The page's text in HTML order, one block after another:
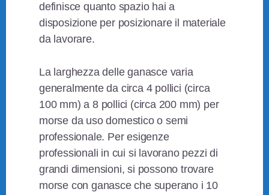
definisce quanto spazio hai a
disposizione per posizionare il materiale
da lavorare.
La larghezza delle ganasce varia
generalmente da circa 4 pollici (circa
100 mm) a 8 pollici (circa 200 mm) per
morse da uso domestico o semi
professionale. Per esigenze
professionali in cui si lavorano pezzi di
grandi dimensioni, si possono trovare
morse con ganasce che superano i 10